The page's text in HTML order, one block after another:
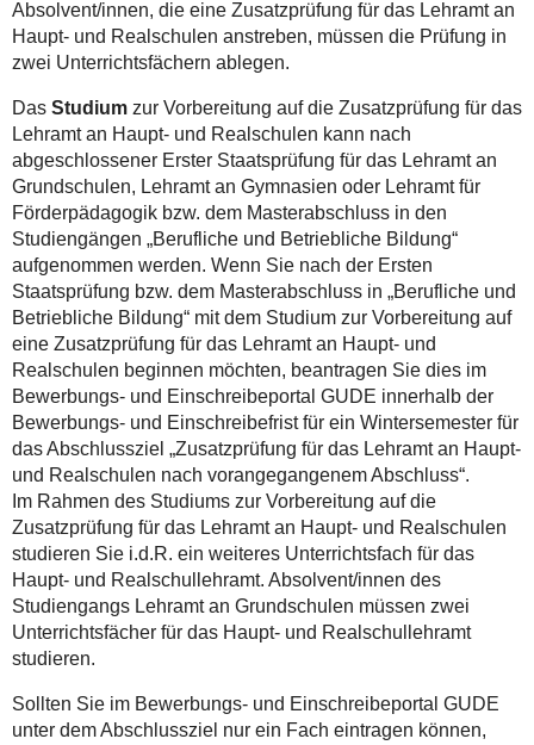
Absolvent/innen, die eine Zusatzprüfung für das Lehramt an
Haupt- und Realschulen anstreben, müssen die Prüfung in
zwei Unterrichtsfächern ablegen.
Das Studiumzur Vorbereitung auf die Zusatzprüfung für das
Lehramt an Haupt- und Realschulen kann nach
abgeschlossener Erster Staatsprüfung für das Lehramt an
Grundschulen, Lehramt an Gymnasien oder Lehramt für
Förderpädagogik bzw. dem Masterabschluss in den
Studiengängen „Berufliche und Betriebliche Bildung“
aufgenommen werden. Wenn Sie nach der Ersten
Staatsprüfung bzw. dem Masterabschluss in „Berufliche und
Betriebliche Bildung“ mit dem Studium zur Vorbereitung auf
eine Zusatzprüfung für das Lehramt an Haupt- und
Realschulen beginnen möchten, beantragen Sie dies im
Bewerbungs- und Einschreibeportal GUDE innerhalb der
Bewerbungs- und Einschreibefrist für ein Wintersemester für
das Abschlussziel „Zusatzprüfung für das Lehramt an Haupt-
und Realschulen nach vorangegangenem Abschluss“.
Im Rahmen des Studiums zur Vorbereitung auf die
Zusatzprüfung für das Lehramt an Haupt- und Realschulen
studieren Sie i.d.R. ein weiteres Unterrichtsfach für das
Haupt- und Realschullehramt. Absolvent/innen des
Studiengangs Lehramt an Grundschulen müssen zwei
Unterrichtsfächer für das Haupt- und Realschullehramt
studieren.
Sollten Sie im Bewerbungs- und Einschreibeportal GUDE
unter dem Abschlussziel nur ein Fach eintragen können,